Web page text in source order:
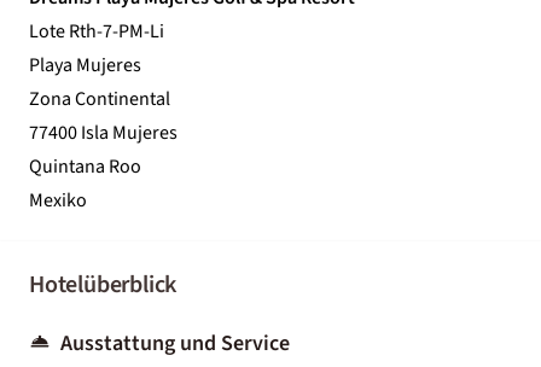
Lote Rth-7-PM-Li
Playa Mujeres
Zona Continental
77400 Isla Mujeres
Quintana Roo
Mexiko
Hotelüberblick
Ausstattung und Service